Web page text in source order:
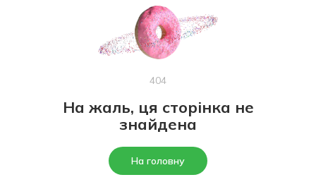
404
На жаль, ця сторінка не
знайдена
На головну